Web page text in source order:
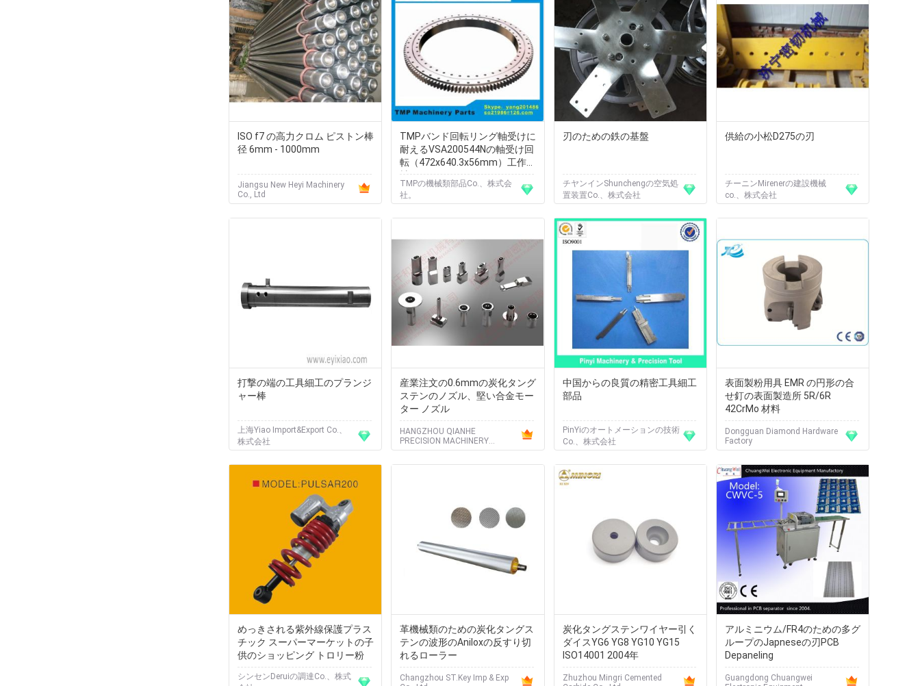
ISO f7 の高力クロム ピストン棒
径 6mm - 1000mm
Jiangsu New Heyi Machinery
Co., Ltd
TMPバンド回転リング軸受けに
耐えるVSA200544Nの軸受け回
転（472x640.3x56mm）工作機
械
TMPの機械類部品Co.、株式会
社。
刃のための鉄の基盤
チヤンインShunchengの空気処
置装置Co.、株式会社
供給の小松D275の刃
チーニンMirenerの建設機械
co.、株式会社
打撃の端の工具細工のプランジ
ャー棒
上海Yiao Import&Export Co.、
株式会社
産業注文の0.6mmの炭化タング
ステンのノズル、堅い合金モー
ター ノズル
HANGZHOU QIANHE
PRECISION MACHINERY
CO.,LTD
中国からの良質の精密工具細工
部品
PinYiのオートメーションの技術
Co.、株式会社
表面製粉用具 EMR の円形の合
せ釘の表面製造所 5R/6R
42CrMo 材料
Dongguan Diamond Hardware
Factory
めっきされる紫外線保護プラス
チック スーパーマーケットの子
供のショッピング トロリー粉
シンセンDeruiの調達Co.、株式
革機械類のための炭化タングス
テンの波形のAniloxの反すり切
れるローラー
Changzhou ST.Key Imp & Exp
炭化タングステンワイヤー引く
ダイスYG6 YG8 YG10 YG15
ISO14001 2004年
Zhuzhou Mingri Cemented
アルミニウム/FR4のための多グ
ループのJapneseの刃PCB
Depaneling
Guangdong Chuangwei